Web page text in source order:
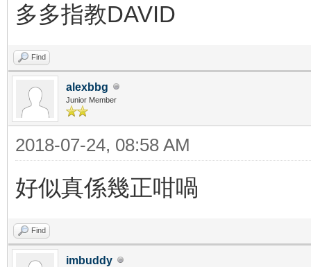
多多指教DAVID
Find
alexbbg
Junior Member
2018-07-24, 08:58 AM
好似真係幾正咁喎
Find
imbuddy